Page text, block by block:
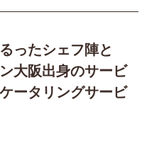
ったシェフ陣と
大阪出身のサービ
ータリングサービ